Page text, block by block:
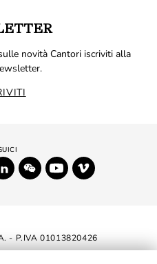
novità Cantori iscriviti alla
- P.IVA 01013820426